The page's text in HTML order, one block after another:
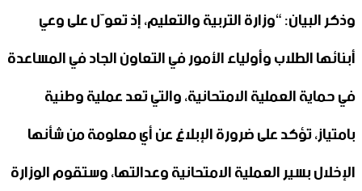
وذكر البيان: “وزارة التربية والتعليم، إذ تعوّل على وعي
أبنائها الطلاب وأولياء الأمور في التعاون الجاد في المساعدة
في حماية العملية الامتحانية، والتي تعد عملية وطنية
بامتياز، تؤكد على ضرورة الإبلاغ عن أي معلومة من شأنها
الإخلال بسير العملية الامتحانية وعدالتها، وستقوم الوزارة